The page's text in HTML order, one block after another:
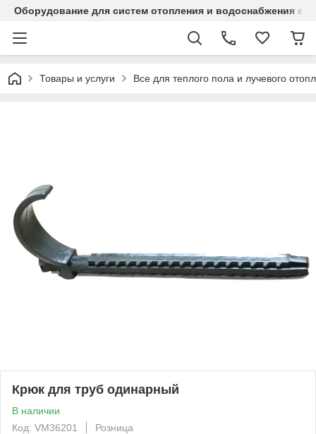
Оборудование для систем отопления и водоснабжения в
Товары и услуги Все для теплого пола и лучевого
Крюк для труб одинарный
В наличии
Код: VM36201
Розница